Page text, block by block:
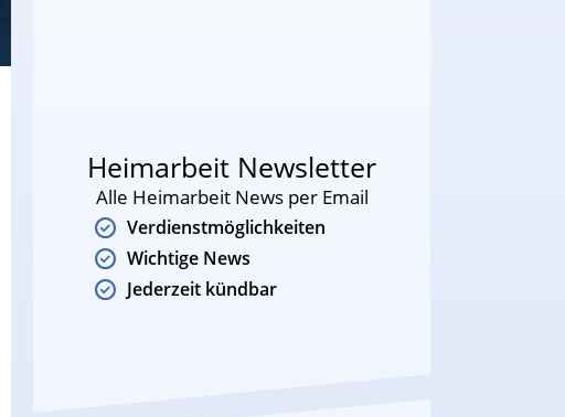
Heimarbeit Newsletter
Alle Heimarbeit News per Email
Verdienstmöglichkeiten
Wichtige News
Jederzeit kündbar